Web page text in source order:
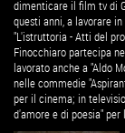
dimenticare il film tv di
questi anni, a lavorare
"L'istruttoria - Atti del
Finocchiaro partecipa
lavorato anche a "Aldo
nelle commedie
per il cinema; in
d'amore e di poesia"